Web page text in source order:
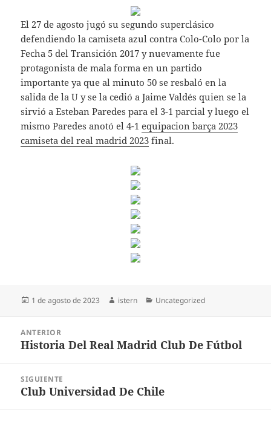
El 27 de agosto jugó su segundo superclásico
defendiendo la camiseta azul contra Colo-Colo por la
Fecha 5 del Transición 2017 y nuevamente fue
protagonista de mala forma en un partido
importante ya que al minuto 50 se resbaló en la
salida de la U y se la cedió a Jaime Valdés quien se la
sirvió a Esteban Paredes para el 3-1 parcial y luego el
mismo Paredes anotó el 4-1equipacion barça 2023
camiseta del real madrid 2023 final.
Publicado
1 de agosto de 2023 Autor
istern Categorías
Uncategorized
entradas
ANTERIOR
Entrada
Historia Del Real Madrid Club De Fútbol
SIGUIENTE
Entrada
Club Universidad De Chile